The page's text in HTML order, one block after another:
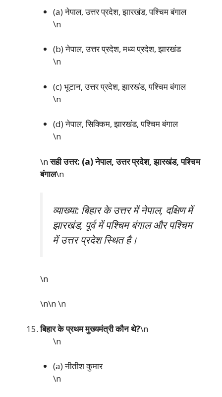
(a) नेपाल, उत्तर प्रदेश, झारखंड, पश्चिम बंगाल
\n
(b) नेपाल, उत्तर प्रदेश, मध्य प्रदेश, झारखंड
\n
(c) भूटान, उत्तर प्रदेश, झारखंड, पश्चिम बंगाल
\n
(d) नेपाल, सिक्किम, झारखंड, पश्चिम बंगाल
\n
\nसही उत्तर: (a) नेपाल, उत्तर प्रदेश, झारखंड, पश्चिम
बंगाल\n
व्याख्या: बिहार के उत्तर में नेपाल, दक्षिण में
झारखंड, पूर्व में पश्चिम बंगाल और पश्चिम
में उत्तर प्रदेश स्थित है।
\n
\n\n\n
बिहार के प्रथम मुख्यमंत्री कौन थे?\n
\n
(a) नीतीश कुमार
\n